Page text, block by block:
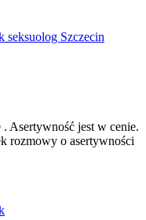
Asertywność jest w cenie.
rozmowy o asertywności